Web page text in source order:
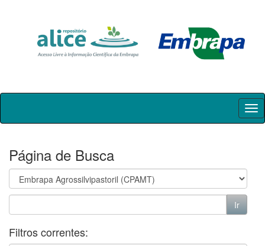
Skip
Página de Busca
Filtros correntes: